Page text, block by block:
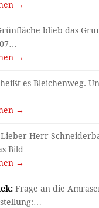
→
blieb das
→
es Bleichenweg.
→
Lieber Herr
Bild…
→
Frage an die